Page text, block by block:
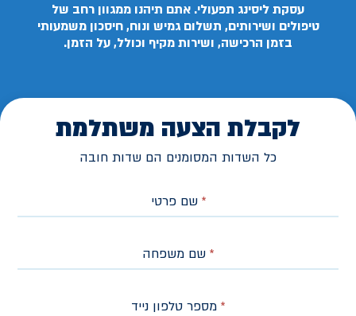
עסקת ליסינג תפעולי. אתם תיהנו ממגוון רחב של
טיפולים ושירותים, תשלום גמיש ונוח, חיסכון משמעותי
בזמן הרכישה, ושירות מקיף וכולל, על הזמן.
לקבלת הצעה משתלמת
כל השדות המסומנים הם שדות חובה
שם פרטי *
שם משפחה *
מספר טלפון נייד *